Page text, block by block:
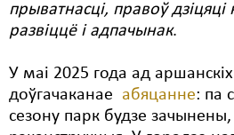
прыватнасці, правоў
развіццё і адпачынак.
У маі 2025 года ад
доўгачаканае абяцанне: па
сезону парк будзе
Правы працоўных